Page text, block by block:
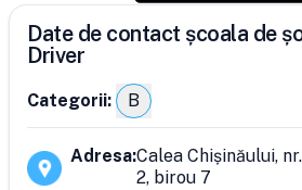
Date de contact școala de
Driver
Categorii: B
Adresa:Calea Chișinăului,
2, birou 7